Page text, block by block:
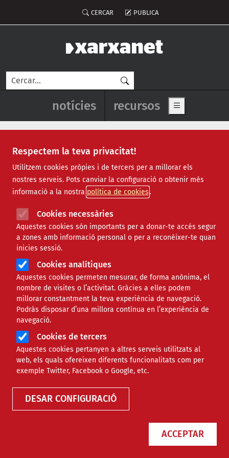
Respectem la teva privacitat!
Utilitzem cookies pròpies i de tercers per a millorar els
nostres serveis. Pots canviar la configuració o obtenir més
informació a la nostra política de cookies
Cookies necessàries
Aquestes cookies són importants per a donar-te accés segur
a zones amb informació personal o per a reconèixer-te quan
inicies sessió.
Cookies analítiques
Aquestes cookies permeten mesurar, de forma anònima, el
nombre de visites o l’activitat. Gràcies a elles podem
millorar constantment la teva experiència de navegació.
Podràs disposar d’una millora contínua en l’experiència de
navegació.
Cookies de tercers
Aquestes cookies pertanyen a altres serveis utilitzats al
web, els quals ofereixen diferents funcionalitats com per
exemple Twitter, Facebook o Google, etc.
DESAR CONFIGURACIÓ
ACCEPTAR
Menú del compte d'usuari
CERCAR PUBLICA
Cerca
Navegació principal de
notícies recursos Show main
armament
5 escenaris de risc lluny del focus
mediàtic